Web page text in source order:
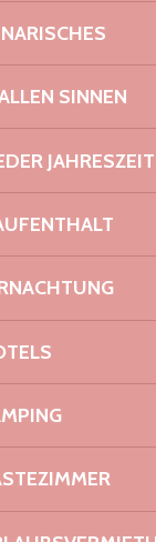
SINNEN
JAHRESZEIT